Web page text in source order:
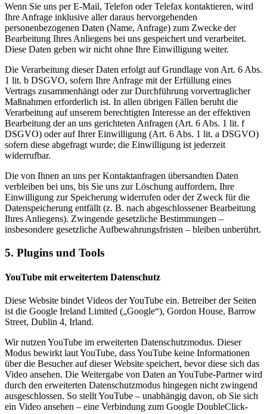
Wenn Sie uns per E-Mail, Telefon oder Telefax kontaktieren, wird
Ihre Anfrage inklusive aller daraus hervorgehenden
personenbezogenen Daten (Name, Anfrage) zum Zwecke der
Bearbeitung Ihres Anliegens bei uns gespeichert und verarbeitet.
Diese Daten geben wir nicht ohne Ihre Einwilligung weiter.
Die Verarbeitung dieser Daten erfolgt auf Grundlage von Art. 6 Abs.
1 lit. b DSGVO, sofern Ihre Anfrage mit der Erfüllung eines
Vertrags zusammenhängt oder zur Durchführung vorvertraglicher
Maßnahmen erforderlich ist. In allen übrigen Fällen beruht die
Verarbeitung auf unserem berechtigten Interesse an der effektiven
Bearbeitung der an uns gerichteten Anfragen (Art. 6 Abs. 1 lit. f
DSGVO) oder auf Ihrer Einwilligung (Art. 6 Abs. 1 lit. a DSGVO)
sofern diese abgefragt wurde; die Einwilligung ist jederzeit
widerrufbar.
Die von Ihnen an uns per Kontaktanfragen übersandten Daten
verbleiben bei uns, bis Sie uns zur Löschung auffordern, Ihre
Einwilligung zur Speicherung widerrufen oder der Zweck für die
Datenspeicherung entfällt (z. B. nach abgeschlossener Bearbeitung
Ihres Anliegens). Zwingende gesetzliche Bestimmungen –
insbesondere gesetzliche Aufbewahrungsfristen – bleiben unberührt.
5. Plugins und Tools
YouTube mit erweitertem Datenschutz
Diese Website bindet Videos der YouTube ein. Betreiber der Seiten
ist die Google Ireland Limited („Google“), Gordon House, Barrow
Street, Dublin 4, Irland.
Wir nutzen YouTube im erweiterten Datenschutzmodus. Dieser
Modus bewirkt laut YouTube, dass YouTube keine Informationen
über die Besucher auf dieser Website speichert, bevor diese sich das
Video ansehen. Die Weitergabe von Daten an YouTube-Partner wird
durch den erweiterten Datenschutzmodus hingegen nicht zwingend
ausgeschlossen. So stellt YouTube – unabhängig davon, ob Sie sich
ein Video ansehen – eine Verbindung zum Google DoubleClick-